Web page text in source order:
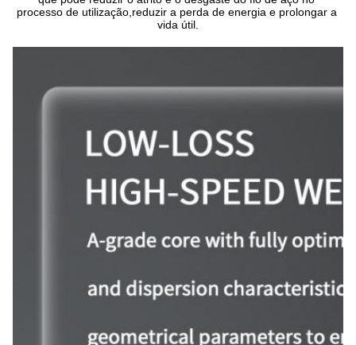
processo de utilização,reduzir a perda de energia e prolongar a
vida útil.